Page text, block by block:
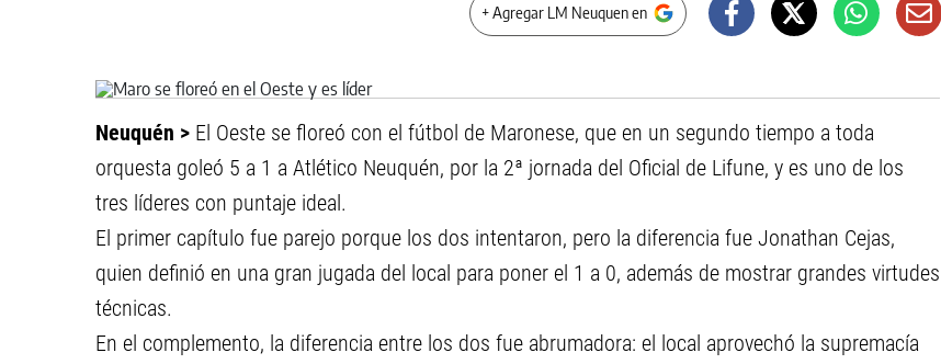
+ Agregar LM Neuquen en
Neuquén > El Oeste se floreó con el fútbol de Maronese, que en un segundo tiempo a toda
orquesta goleó 5 a 1 a Atlético Neuquén, por la 2ª jornada del Oficial de Lifune, y es uno de los
tres líderes con puntaje ideal.
El primer capítulo fue parejo porque los dos intentaron, pero la diferencia fue Jonathan Cejas,
quien definió en una gran jugada del local para poner el 1 a 0, además de mostrar grandes virtudes
técnicas.
En el complemento, la diferencia entre los dos fue abrumadora: el local aprovechó la supremacía